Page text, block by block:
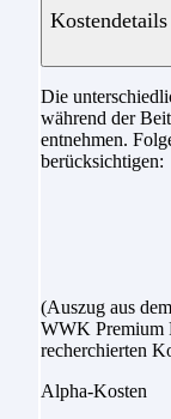
Die
während der
entnehmen.
berücksichtigen:
(Auszug aus
WWK Premium
recherchierten
Alpha-Kosten